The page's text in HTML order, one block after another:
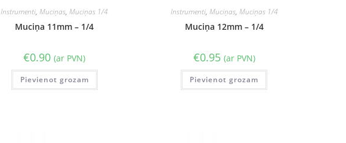
Instrumenti,Muciņas,Muciņas 1/4
Muciņa 11mm – 1/4
€0.90 (ar PVN)
Pievienot grozam
Instrumenti, Muciņas, Muciņas 1/4
Muciņa 12mm – 1/4
€0.95 (ar PVN)
Pievienot grozam